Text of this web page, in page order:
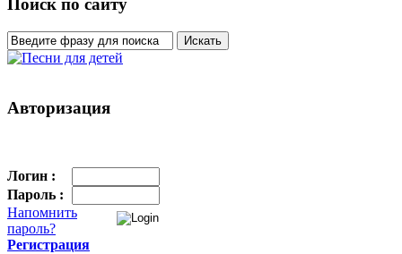
Поиск по сайту
Авторизация
Логин :
Пароль :
Напомнить
пароль?
Регистрация